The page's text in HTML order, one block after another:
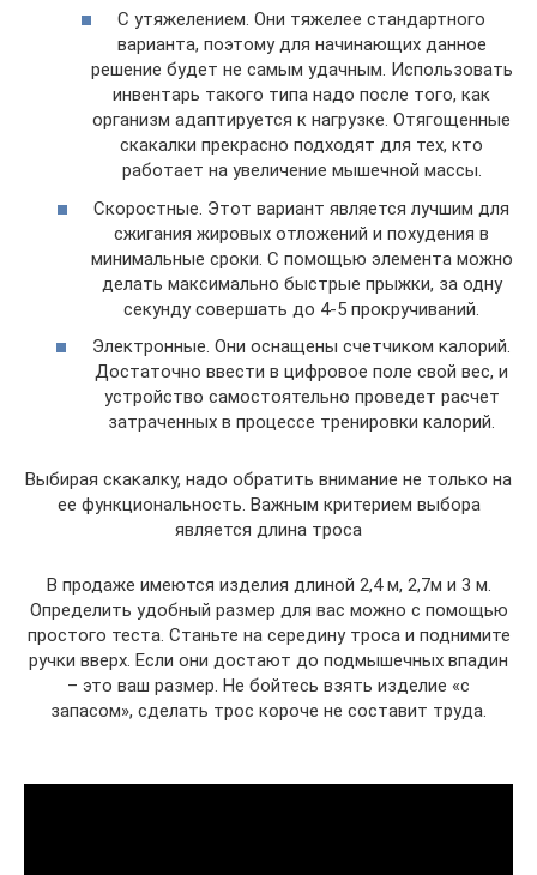
С утяжелением. Они тяжелее стандартного
варианта, поэтому для начинающих данное
решение будет не самым удачным. Использовать
инвентарь такого типа надо после того, как
организм адаптируется к нагрузке. Отягощенные
скакалки прекрасно подходят для тех, кто
работает на увеличение мышечной массы.
Скоростные. Этот вариант является лучшим для
сжигания жировых отложений и похудения в
минимальные сроки. С помощью элемента можно
делать максимально быстрые прыжки, за одну
секунду совершать до 4-5 прокручиваний.
Электронные. Они оснащены счетчиком калорий.
Достаточно ввести в цифровое поле свой вес, и
устройство самостоятельно проведет расчет
затраченных в процессе тренировки калорий.
Выбирая скакалку, надо обратить внимание не только на
ее функциональность. Важным критерием выбора
является длина троса
В продаже имеются изделия длиной 2,4 м, 2,7м и 3 м.
Определить удобный размер для вас можно с помощью
простого теста. Станьте на середину троса и поднимите
ручки вверх. Если они достают до подмышечных впадин
– это ваш размер. Не бойтесь взять изделие «с
запасом», сделать трос короче не составит труда.